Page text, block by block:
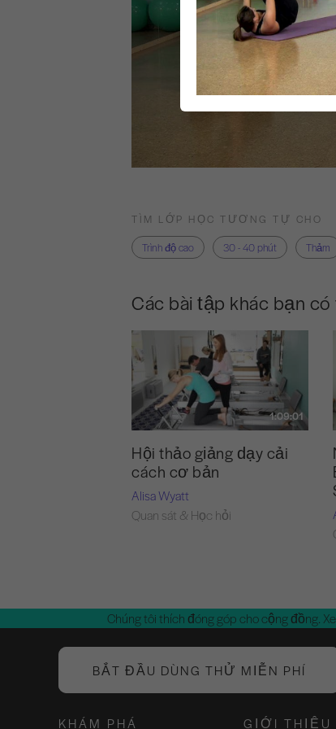
TÌM LỚP HỌC TƯƠNG TỰ CHO
Trình độ cao
30 - 40 phút Thảm
Các bài tập khác bạn
1:09:01
Hội thảo giảng dạy cải
cách cơ bản
Alisa Wyatt
Quan sát & Học hỏi
Chúng tôi thích đóng góp cho cộng đồng.
BẮT ĐẦU DÙNG THỬ MIỄN PHÍ
KHÁM PHÁ GIỚI THIỆU